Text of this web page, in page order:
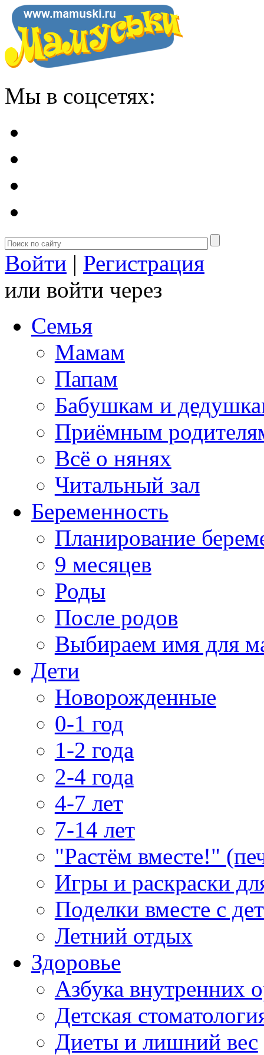
Мы в соцсетях:
Войти | Регистрация
или войти через
Семья
Мамам
Папам
Бабушкам и
Приёмным
Всё о нянях
Читальный зал
Беременность
Планирование
9 месяцев
Роды
После родов
Выбираем имя для
Дети
Новорожденные
0-1 год
1-2 года
2-4 года
4-7 лет
7-14 лет
"Растём вместе!"
Игры и раскраски
Поделки вместе с
Летний отдых
Здоровье
Азбука внутренних
Детская
Диеты и лишний вес